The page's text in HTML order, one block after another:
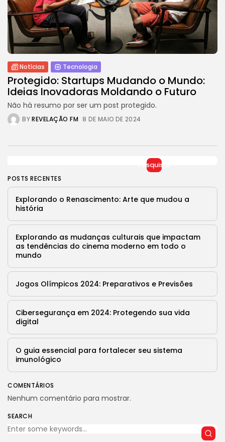
Preparativos e Previsões
29 DE JANEIRO DE 2025
Tecnologia
Cibersegurança em 2024:
Protegendo sua vida...
29 DE JANEIRO DE 2025
TRENDING CATEGORIES
Saúde
14 Articles
14 Articles
Cultura
9 Articles
Notícias
LATEST REVIEWS
4.4 Tracking Your Health: Top Fitness Tracker
Review
4.5 The Future of Urban Mobility: An In-Depth
BYREVELAÇÃO FM 29 DE JANEIRO DE 2025
3.8 Saúde
The Perfect Grind: How Premium Coffee
Grinders Elevate Your Brewing Experience
Tecnologia
Value
Notícias Tecnologia
Protegido: Startups Mudando o Mundo:
Ideias Inovadoras Moldando o Futuro
Não há resumo por ser um post protegido.
BYREVELAÇÃO FM 8 DE MAIO DE 2024
Pesquisar
POSTS RECENTES
Explorando o Renascimento: Arte que mudou a
história
Explorando as mudanças culturais que impactam
as tendências do cinema moderno em todo o
mundo
Jogos Olímpicos 2024: Preparativos e Previsões
Cibersegurança em 2024: Protegendo sua vida
digital
O guia essencial para fortalecer seu sistema
imunológico
COMENTÁRIOS
Nenhum comentário para mostrar.
SEARCH